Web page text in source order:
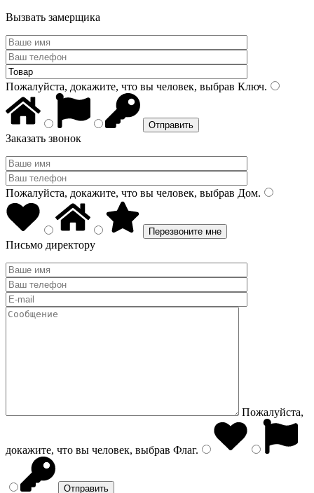
Вызвать замерщика
Пожалуйста, докажите, что вы человек, выбрав Ключ.
Заказать звонок
Пожалуйста, докажите, что вы человек, выбрав Дом.
Письмо директору
Пожалуйста,
докажите, что вы человек, выбрав Флаг.